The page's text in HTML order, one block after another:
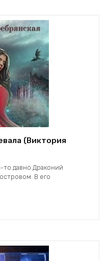
(Виктория
то давно Драконий
В его